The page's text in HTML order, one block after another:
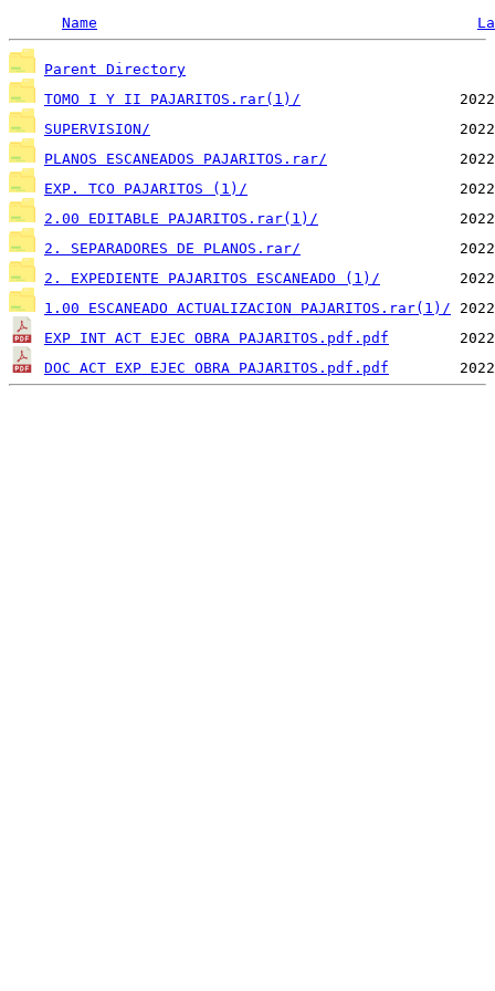
Name
Parent Directory
TOMO I Y II PAJARITOS.rar(1)/
SUPERVISION/
PLANOS ESCANEADOS PAJARITOS.rar/
EXP. TCO PAJARITOS (1)/
2.00 EDITABLE PAJARITOS.rar(1)/
2. SEPARADORES DE PLANOS.rar/
2. EXPEDIENTE PAJARITOS ESCANEADO (1)/
1.00 ESCANEADO ACTUALIZACION PAJARITOS.rar(1)/
EXP INT ACT EJEC OBRA PAJARITOS.pdf.pdf
DOC ACT EXP EJEC OBRA PAJARITOS.pdf.pdf